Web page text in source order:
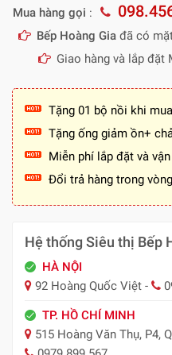
Mua hàng gọi :
Bếp Hoàng Giađã có
Giao hàng và lắp đặt
Tặng 01 bộ nồi khi
Tặng ống giảm ồn+
Miễn phí lắp đặt và
Đổi trả hàng trong
Hệ thống Siêu thị Bếp
HÀ NỘI
92 Hoàng Quốc Việt -
TP. HỒ CHÍ MINH
515 Hoàng Văn Thụ, P4,